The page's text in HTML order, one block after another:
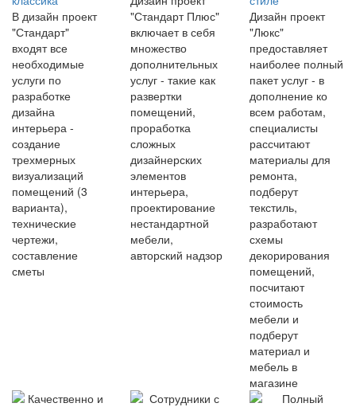
В дизайн проект
"Стандарт"
входят все
необходимые
услуги по
разработке
дизайна
интерьера -
создание
трехмерных
визуализаций
помещений (3
варианта),
технические
чертежи,
составление
сметы
"Стандарт Плюс"
включает в себя
множество
дополнительных
услуг - такие как
развертки
помещений,
проработка
сложных
дизайнерских
элементов
интерьера,
проектирование
нестандартной
мебели,
авторский надзор
Дизайн проект
"Люкс"
предоставляет
наиболее полный
пакет услуг - в
дополнение ко
всем работам,
специалисты
рассчитают
материалы для
ремонта,
подберут
текстиль,
разработают
схемы
декорирования
помещений,
посчитают
стоимость
мебели и
подберут
материал и
мебель в
магазине